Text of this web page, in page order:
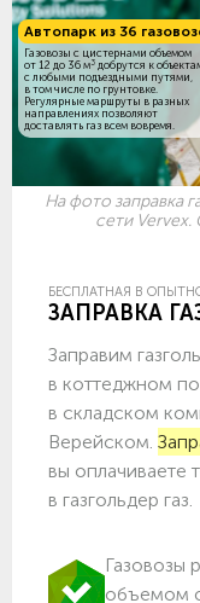
Автопарк из 36
Газовозы с цистернами объемом
от 12 до 36 м3 добрутся к
c любыми подъездными путями,
в том числе по грунтовке.
Регулярные маршруты в разных
направлениях позволяют
доставлять газ всем вовремя.
На фото заправка
сети Vervex.
БЕСПЛАТНАЯ В
ЗАПРАВКА
Заправим
в коттеджном
в складском
Верейском.
вы оплачиваете
в газгольдер газ.
Газовозы
объемом